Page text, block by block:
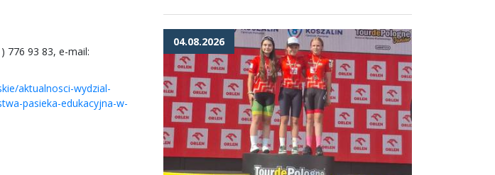
776 93 83, e-mail:
aktualnosci-wydzial-
pasieka-edukacyjna-w-
04.08.2026